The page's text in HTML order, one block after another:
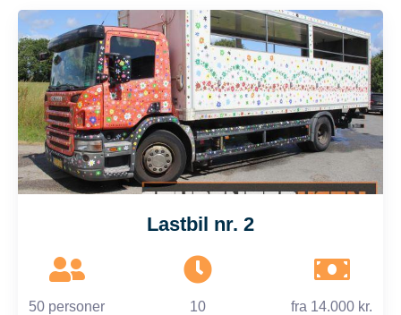
Lastbil nr. 2
50 personer 10 fra 14.000 kr.